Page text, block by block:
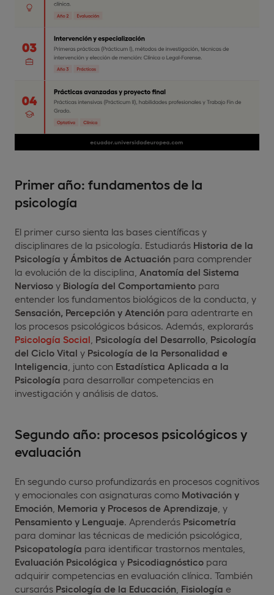
Primer año: fundamentos de la
psicología
El primer curso sienta las bases científicas y
disciplinares de la psicología. Estudiarás Historia de la
Psicología y Ámbitos de Actuación para comprender
la evolución de la disciplina, Anatomía del Sistema
Nervioso y Biología del Comportamiento para
entender los fundamentos biológicos de la conducta, y
Sensación, Percepción y Atención para adentrarte en
los procesos psicológicos básicos. Además, explorarás
Psicología Social Psicología del Desarrollo Psicología
del Ciclo Vital y Psicología de la Personalidad e
Inteligencia , junto con Estadística Aplicada a la
Psicología para desarrollar competencias en
investigación y análisis de datos.
Segundo año: procesos psicológicos y
evaluación
En segundo curso profundizarás en procesos cognitivos
y emocionales con asignaturas como Motivación y
Emoción Memoria y Procesos de Aprendizaje , y
Pensamiento y Lenguaje . Aprenderás Psicometría
para dominar las técnicas de medición psicológica,
Psicopatología para identificar trastornos mentales,
Evaluación Psicológica y Psicodiagnóstico para
adquirir competencias en evaluación clínica. También
cursarás Psicología de la Educación Fisiología e